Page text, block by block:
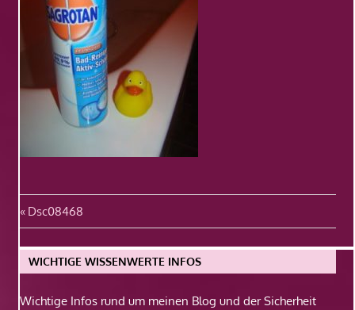
Beitragsnavigation
Vorheriger
Beitrag:
Dsc08468
WICHTIGE WISSENWERTE INFOS
Wichtige Infos rund um meinen Blog und der Sicherheit